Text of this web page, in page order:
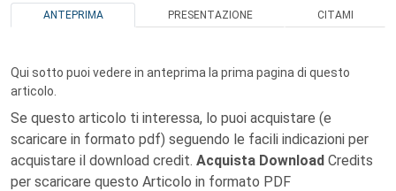
ANTEPRIMA PRESENTAZIONE CITAMI
Qui sotto puoi vedere in anteprima la prima pagina di questo
articolo.
Se questo articolo ti interessa, lo puoi acquistare (e
scaricare in formato pdf) seguendo le facili indicazioni per
acquistare il download credit. Acquista Download Credits
per scaricare questo Articolo in formato PDF